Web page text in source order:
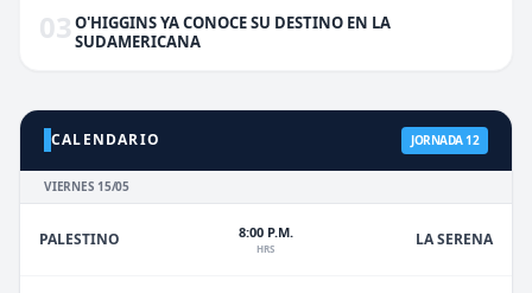
03 O'HIGGINS YA CONOCE SU DESTINO EN LA
SUDAMERICANA
CALENDARIO JORNADA 12
VIERNES 15/05
PALESTINO 8:00 P.M.
HRS LA SERENA